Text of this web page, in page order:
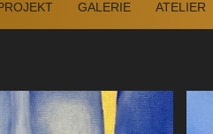
GALERIE ATELIER